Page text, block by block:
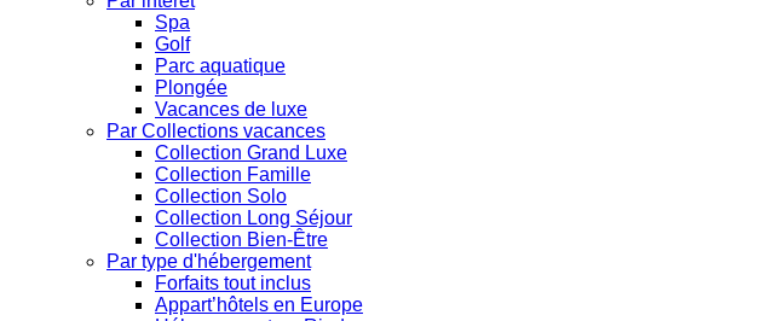
Spa
Golf
Parc aquatique
Plongée
Vacances de luxe
Par Collections vacances
Collection Grand Luxe
Collection Famille
Collection Solo
Collection Long Séjour
Collection Bien-Être
Par type d'hébergement
Forfaits tout inclus
Appart’hôtels en Europe